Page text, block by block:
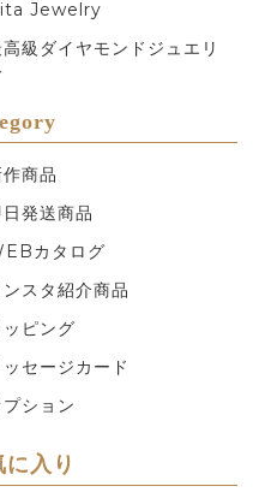
Jewelry
級ダイヤモンドジュエリ
作商品
日発送商品
カタログ
ンスタ紹介商品
ッピング
ッセージカード
プション
に入り